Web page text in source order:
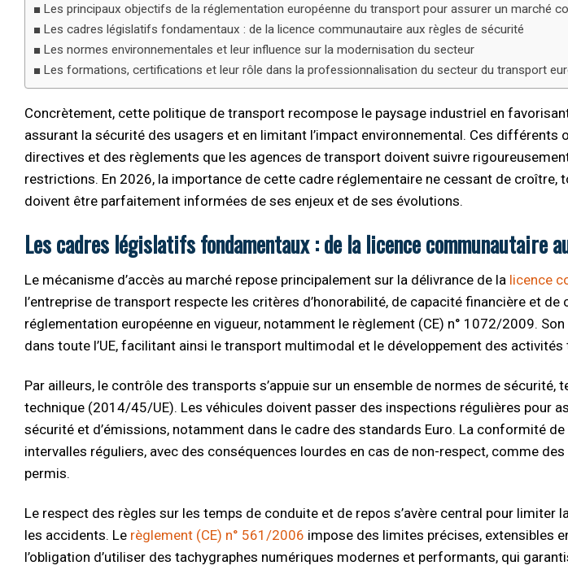
Les principaux objectifs de la réglementation européenne du transport pour assurer un marché
Les cadres législatifs fondamentaux : de la licence communautaire aux règles de sécurité
Les normes environnementales et leur influence sur la modernisation du secteur
Les formations, certifications et leur rôle dans la professionnalisation du secteur du transport
Concrètement, cette politique de transport recompose le paysage industriel en
assurant la sécurité des usagers et en limitant l’impact environnemental. Ces différents
directives et des règlements que les agences de transport doivent suivre
restrictions. En 2026, la importance de cette cadre réglementaire ne cessant de croître,
doivent être parfaitement informées de ses enjeux et de ses évolutions.
Les cadres législatifs fondamentaux : de la licence communautaire
Le mécanisme d’accès au marché repose principalement sur la délivrance de la licence
l’entreprise de transport respecte les critères d’honorabilité, de capacité financière et
réglementation européenne en vigueur, notamment le règlement (CE) n° 1072/2009.
dans toute l’UE, facilitant ainsi le transport multimodal et le développement des
Par ailleurs, le contrôle des transports s’appuie sur un ensemble de normes de sécurité,
technique (2014/45/UE). Les véhicules doivent passer des inspections régulières pour
sécurité et d’émissions, notamment dans le cadre des standards Euro. La conformité
intervalles réguliers, avec des conséquences lourdes en cas de non-respect, comme
permis.
Le respect des règles sur les temps de conduite et de repos s’avère central pour limiter
les accidents. Le règlement (CE) n° 561/2006 impose des limites précises, extensibles
l’obligation d’utiliser des tachygraphes numériques modernes et performants, qui